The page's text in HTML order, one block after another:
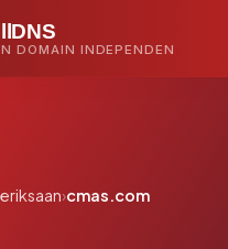
DOMAIN INDEPENDEN
›cmas.com